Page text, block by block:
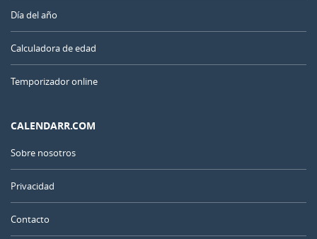
Día del año
Calculadora de edad
Temporizador online
CALENDARR.COM
Sobre nosotros
Privacidad
Contacto